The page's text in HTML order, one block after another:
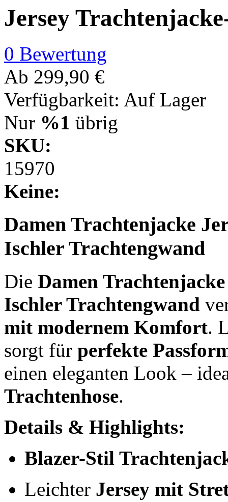
Jersey
0 Bewertung
Ab 299,90 €
Verfügbarkeit: Auf Lager
Nur %1 übrig
SKU:
15970
Keine:
Damen Trachtenjacke
Ischler Trachtengwand
Die Damen
Ischler Trachtengwand
mit modernem Komfort.
sorgt für perfekte
einen eleganten Look –
Trachtenhose.
Details & Highlights:
Blazer-Stil
Leichter Jersey mit